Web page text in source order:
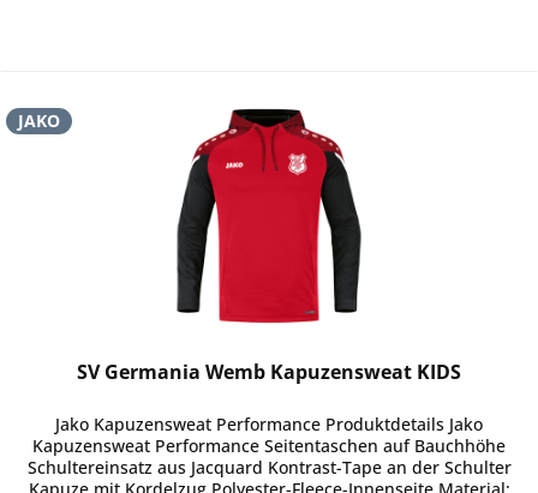
JAKO
SV Germania Wemb Kapuzensweat KIDS
Jako Kapuzensweat Performance Produktdetails Jako
Kapuzensweat Performance Seitentaschen auf Bauchhöhe
Schultereinsatz aus Jacquard Kontrast-Tape an der Schulter